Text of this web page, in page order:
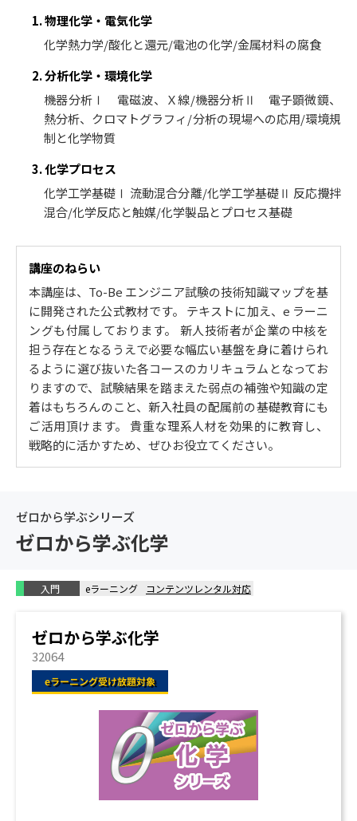
1. 物理化学・電気化学
化学熱力学/酸化と還元/電池の化学/金属材料の腐食
2. 分析化学・環境化学
機器分析Ⅰ 電磁波、Ｘ線/機器分析Ⅱ 電子顕微鏡、
熱分析、クロマトグラフィ/分析の現場への応用/環境規
制と化学物質
3. 化学プロセス
化学工学基礎Ⅰ 流動混合分離/化学工学基礎Ⅱ 反応攪拌
混合/化学反応と触媒/化学製品とプロセス基礎
講座のねらい
本講座は、To-Be エンジニア試験の技術知識マップを基
に開発された公式教材です。 テキストに加え、e ラーニ
ングも付属しております。 新人技術者が企業の中核を
担う存在となるうえで必要な幅広い基盤を身に着けられ
るように選び抜いた各コースのカリキュラムとなってお
りますので、試験結果を踏まえた弱点の補強や知識の定
着はもちろんのこと、新入社員の配属前の基礎教育にも
ご活用頂けます。 貴重な理系人材を効果的に教育し、
戦略的に活かすため、ぜひお役立てください。
ゼロから学ぶシリーズ
ゼロから学ぶ化学
入門 eラーニング コンテンツレンタル対応
ゼロから学ぶ化学
32064